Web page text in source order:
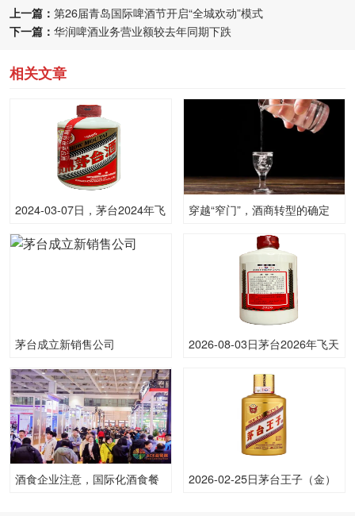
上一篇： 第26届青岛国际啤酒节开启“全城欢动”模式
下一篇： 华润啤酒业务营业额较去年同期下跌
相关文章
2024-03-07日，茅台2024年飞
价格是多少呢？
穿越“窄门”，酒商转型的确定
茅台成立新销售公司
2026-08-03日茅台2026年飞天
瓶，上涨 10元
酒食企业注意，国际化酒食餐
2026-02-25日茅台王子（金）